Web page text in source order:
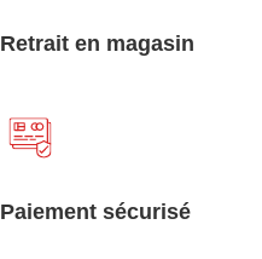
Retrait en magasin
Paiement sécurisé